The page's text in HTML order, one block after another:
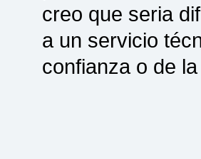
creo que seria
a un servicio
confianza o de